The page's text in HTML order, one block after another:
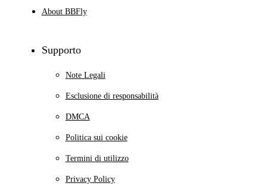
About BBFly
Supporto
Note Legali
Esclusione di responsabilità
DMCA
Politica sui cookie
Termini di utilizzo
Privacy Policy